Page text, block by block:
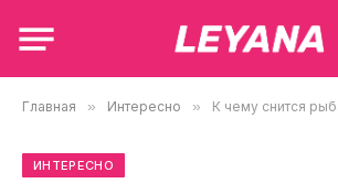
Главная » Интересно » К чему снится
ИНТЕРЕСНО